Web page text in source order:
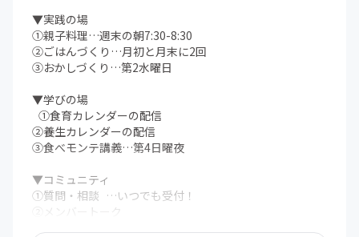
▼実践の場
①親子料理…週末の朝7:30-8:30
②ごはんづくり…月初と月末に2回
③おかしづくり…第2水曜日
▼学びの場
①食育カレンダーの配信
②養生カレンダーの配信
③食べモンテ講義…第4日曜夜
▼コミュニティ
①質問・相談 …いつでも受付！
②メンバートーク